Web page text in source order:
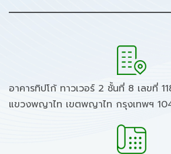
อาคารทิปโก้ ทาวเวอร์ 2 ชั้นที่ 8 เลขที่
แขวงพญาไท เขตพญาไท กรุงเทพฯ